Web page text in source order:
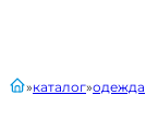
главнаякаталог одежда